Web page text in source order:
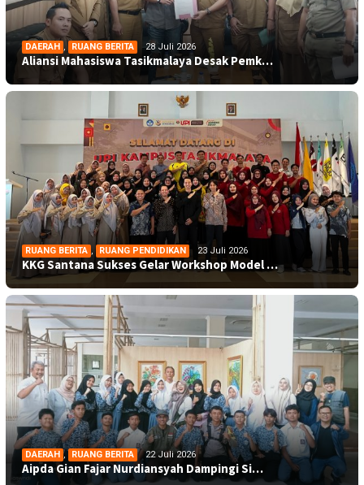
DAERAH , RUANG BERITA 28 Juli 2026
Aliansi Mahasiswa Tasikmalaya Desak Pemk…
RUANG BERITA , RUANG PENDIDIKAN 23 Juli 2026
KKG Santana Sukses Gelar Workshop Model …
DAERAH , RUANG BERITA 22 Juli 2026
Aipda Gian Fajar Nurdiansyah Dampingi Si…